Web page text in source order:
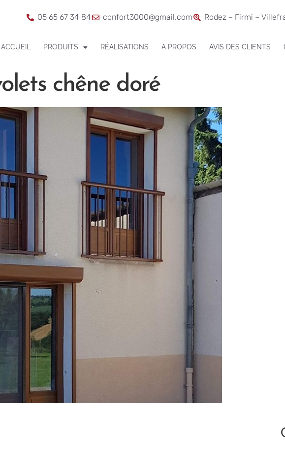
05 65 67 34 84 confort3000@gmail.com Rodez – Firmi –
ACCUEIL PRODUITS RÉALISATIONS A PROPOS AVIS DES CLIENTS
chêne doré